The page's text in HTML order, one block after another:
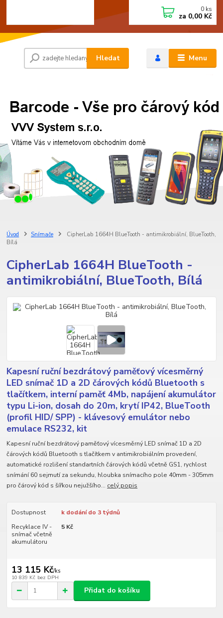
Menu
Hledat
0 ks
za 0,00 Kč
Úvod Snímače
CipherLab 1664H BlueTooth - antimikrobiální, BlueTooth,
Bílá
CipherLab 1664H BlueTooth -
antimikrobiální, BlueTooth, Bílá
Kapesní ruční bezdrátový paměťový vícesměrný
LED snímač 1D a 2D čárových kódů Bluetooth s
tlačítkem, interní paměť 4Mb, napájení akumulátor
typu Li-ion, dosah do 20m, krytí IP42, BlueTooth
(profil HID/ SPP) - klávesový emulátor nebo
emulace RS232, kit
Kapesní ruční bezdrátový paměťový vícesměrný LED snímač 1D a 2D
čárových kódů Bluetooth s tlačítkem v antimikrobiálním provedení,
automatické rozlišení standartních čárových kódů včetně GS1, rychlost
snímání 60 sejmutí za sekundu, hloubka snímacího pole 40mm - 305mm
pro čárový kód s šířkou nejužšího... celý popis
Dostupnost
k dodání do 3 týdnů
Recyklace IV -
snímač včetně
akumulátoru
5 Kč
13 115 Kč/ks
10 839 Kč bez DPH
Přidat do košíku